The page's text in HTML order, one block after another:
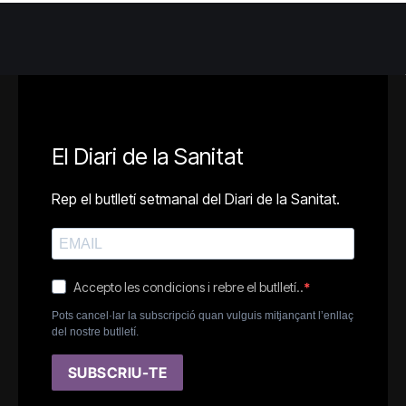
El Diari de la Sanitat
Rep el butlletí setmanal del Diari de la Sanitat.
Accepto les condicions i rebre el butlletí..
Pots cancel·lar la subscripció quan vulguis mitjançant l’enllaç
del nostre butlletí.
SUBSCRIU-TE